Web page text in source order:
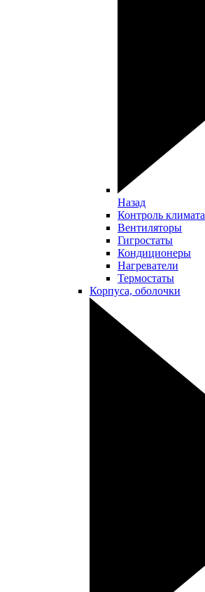
Назад
Контроль климата
Вентиляторы
Гигростаты
Кондиционеры
Нагреватели
Термостаты
Корпуса, оболочки